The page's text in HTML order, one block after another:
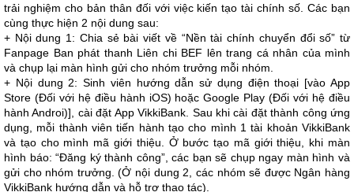
trải nghiệm cho bản thân đối với việc kiến tạo tài chính số. Các bạn
cùng thực hiện 2 nội dung sau:
+ Nội dung 1: Chia sẻ bài viết về “Nền tài chính chuyển đổi số” từ
Fanpage Ban phát thanh Liên chi BEF lên trang cá nhân của mình
và chụp lại màn hình gửi cho nhóm trưởng mỗi nhóm.
+ Nội dung 2: Sinh viên hướng dẫn sử dụng điện thoại [vào App
Store (Đối với hệ điều hành iOS) hoặc Google Play (Đối với hệ điều
hành Androi)], cài đặt App VikkiBank. Sau khi cài đặt thành công ứng
dụng, mỗi thành viên tiến hành tạo cho mình 1 tài khoản VikkiBank
và tạo cho mình mã giới thiệu. Ở bước tạo mã giới thiệu, khi màn
hình báo: “Đăng ký thành công”, các bạn sẽ chụp ngay màn hình và
gửi cho nhóm trưởng. (Ở nội dung 2, các nhóm sẽ được Ngân hàng
VikkiBank hướng dẫn và hỗ trợ thao tác).